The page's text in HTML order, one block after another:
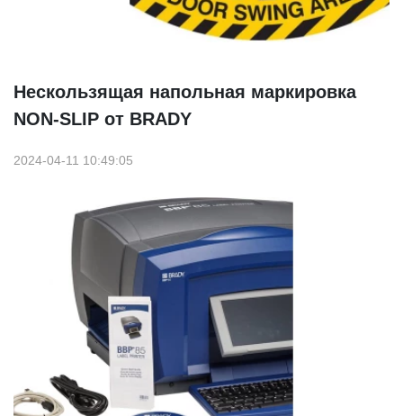
Нескользящая напольная маркировка
NON-SLIP от BRADY
2024-04-11 10:49:05